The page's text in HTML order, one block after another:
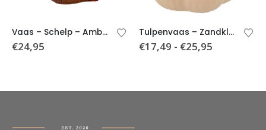
Vaas – Schelp – Amber – 20x10x17cm
€24,95
Tulpenvaas – Zandkleurig- 2 formaten
€17,49 - €25,95